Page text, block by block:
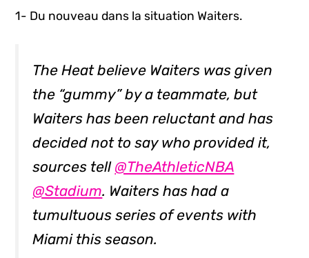
1- Du nouveau dans la situation Waiters.
The Heat believe Waiters was given
the “gummy” by a teammate, but
Waiters has been reluctant and has
decided not to say who provided it,
sources tell @TheAthleticNBA
@Stadium. Waiters has had a
tumultuous series of events with
Miami this season.